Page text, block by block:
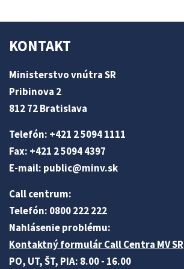
KONTAKT
Ministerstvo vnútra SR
Pribinova 2
812 72 Bratislava
Telefón: +421 2 5094 1111
Fax: +421 2 5094 4397
E-mail: public@minv.sk
Call centrum:
Telefón: 0800 222 222
Nahlásenie problému:
Kontaktný formulár Call Centra MV SR
PO, UT, ŠT, PIA: 8.00 - 16.00